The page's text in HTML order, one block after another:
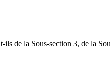
ils de la Sous-section 3, de la